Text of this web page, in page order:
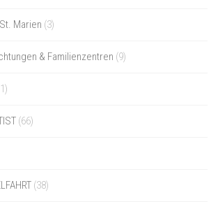
Marien (3)
& Familienzentren (9)
(66)
(38)